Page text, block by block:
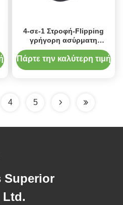
4-σε-1 Στροφή-Flipping
γρήγορη ασύρματη
φόρτιση σταθμό για Qi
ενεργοποιημένες συσκευές
Πάρτε την καλύτερη τιμή
4 5
Superior
Ltd.